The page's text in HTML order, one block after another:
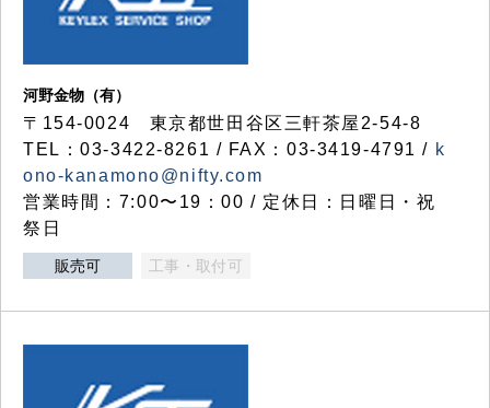
河野金物（有）
〒154-0024 東京都世田谷区三軒茶屋2-54-8
TEL：03-3422-8261 / FAX：03-3419-4791 / k
ono-kanamono@nifty.com
営業時間：7:00〜19：00 / 定休日：日曜日・祝
祭日
販売可 工事・取付可